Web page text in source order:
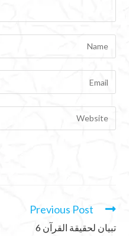
Previous Post
تبيان لحقيقة القرآن 6